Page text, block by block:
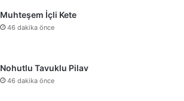
Muhteşem İçli Kete
46 dakika önce
Nohutlu Tavuklu Pilav
46 dakika önce